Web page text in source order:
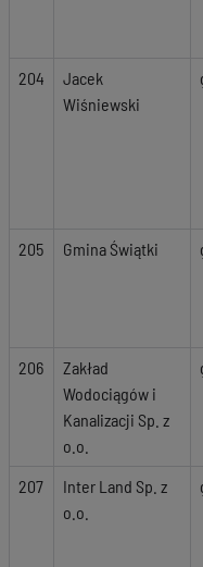
204
Jacek
Wiśniewski
205 Gmina Świątki
206
Zakład
Wodociągów i
Kanalizacji Sp. z
o.o.
207
Inter Land Sp. z
o.o.